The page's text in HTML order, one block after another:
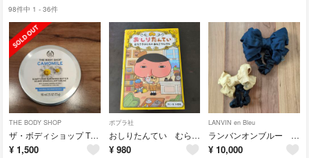
98件中 1 - 36件
THE BODY SHOP
ザ・ボディショップ THE BODY SHOP カモマイル サンプチュアス クレンジングバター 90ml
¥ 1,500
ポプラ社
おしりたんてい むらさきふじんのあんごうじけん
¥ 980
LANVIN en Bleu
ランバンオンブルー シュシュ リボン ヘアゴム 2個セット
¥ 10,000